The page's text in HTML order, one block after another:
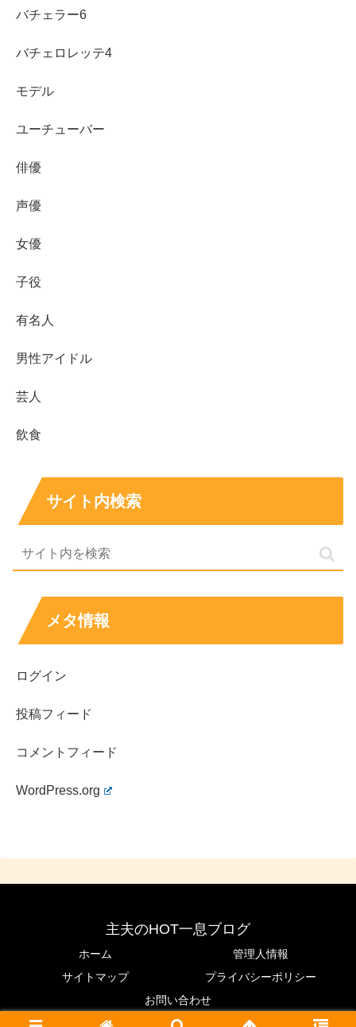
バチェラー6
バチェロレッテ4
モデル
ユーチューバー
俳優
声優
女優
子役
有名人
男性アイドル
芸人
飲食
サイト内検索
メタ情報
ログイン
投稿フィード
コメントフィード
WordPress.org
主夫のHOT一息ブログ
ホーム
管理人情報
サイトマップ
プライバシーポリシー
お問い合わせ